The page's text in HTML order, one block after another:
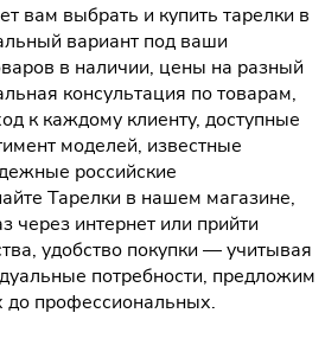
вам выбрать и купить тарелки в
вариант под ваши
в наличии, цены на разный
консультация по товарам,
к каждому клиенту, доступные
моделей, известные
российские
Тарелки в нашем магазине,
через интернет или прийти
удобство покупки — учитывая
потребности, предложим
профессиональных.